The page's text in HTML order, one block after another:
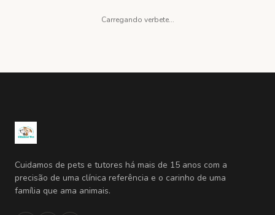
Carregando verbete...
Cuidamos de pets e tutores há mais de 15 anos com a
precisão de uma clínica referência e o carinho de uma
família que ama animais.